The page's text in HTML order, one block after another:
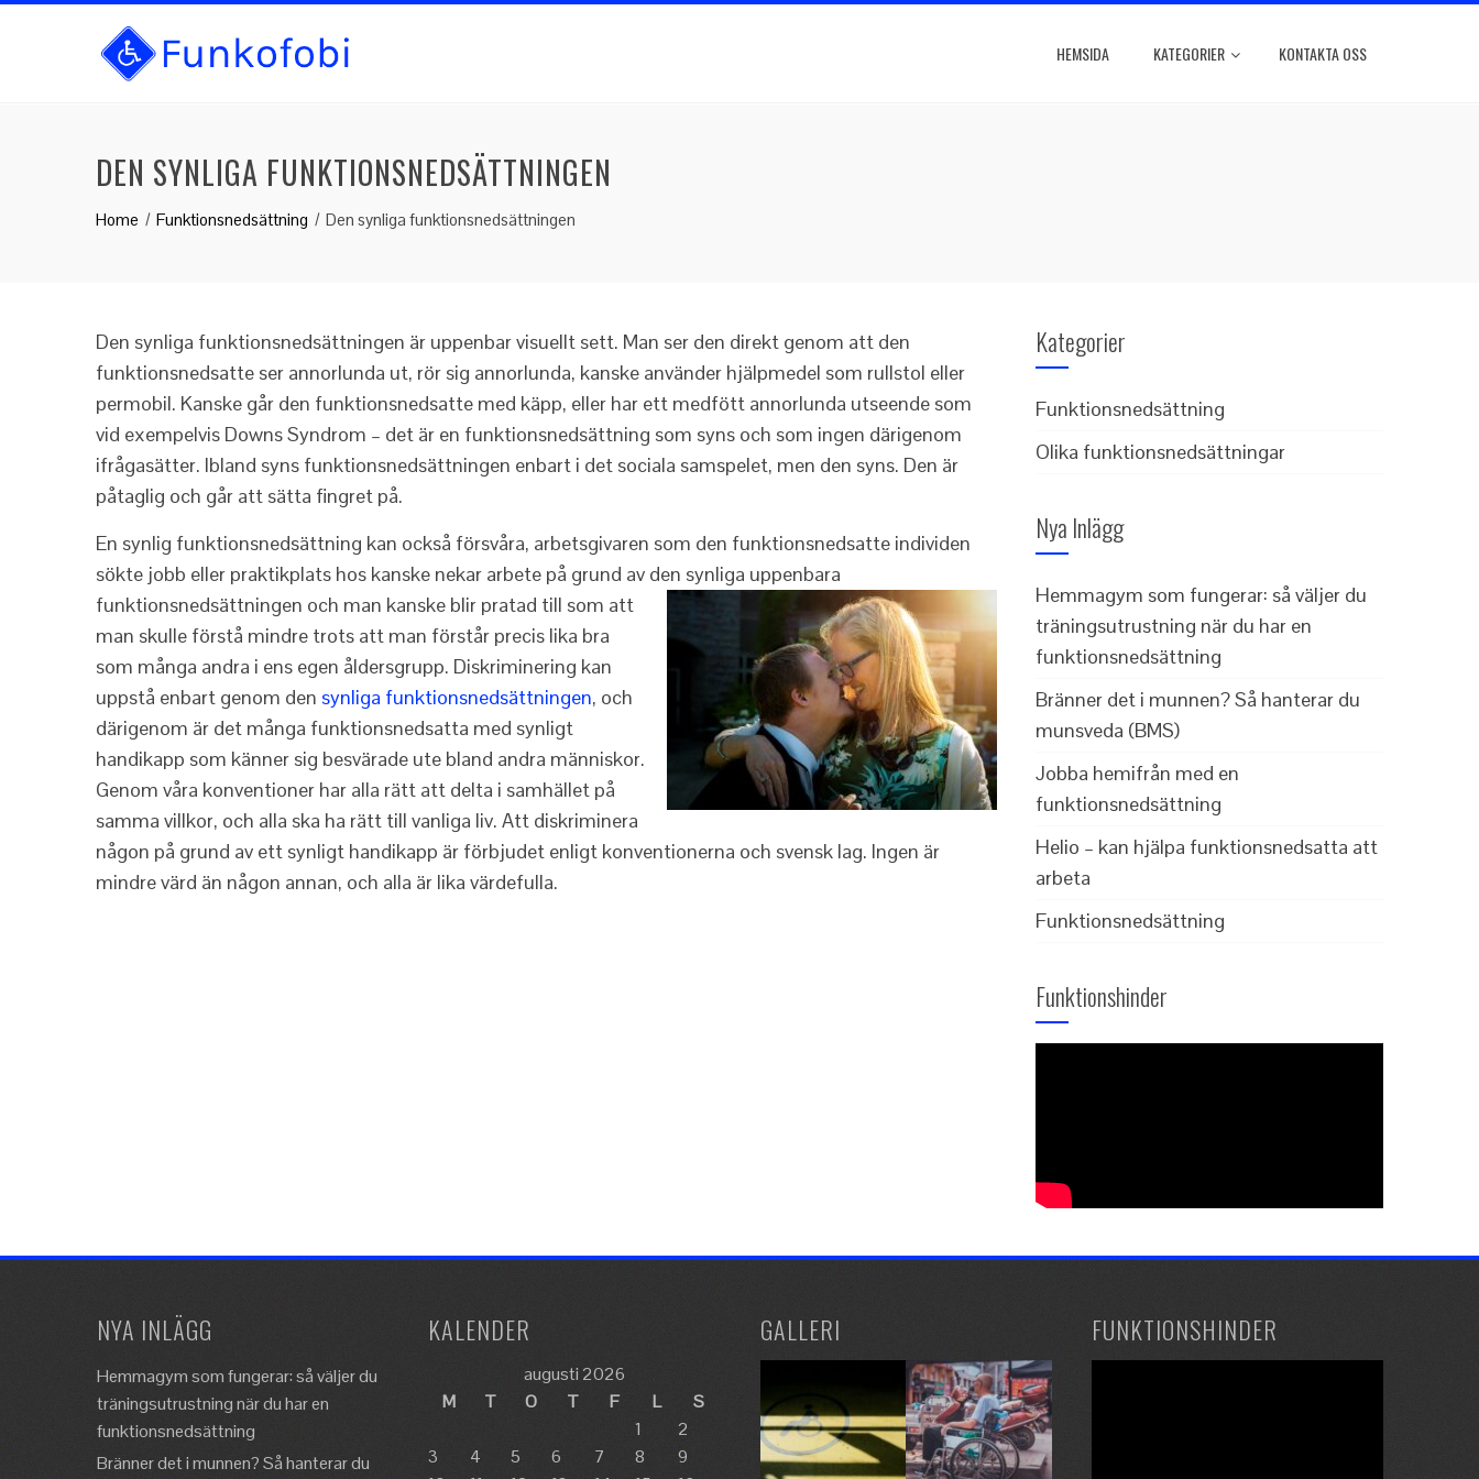
HEMSIDA KATEGORIER KONTAKTA OSS
DEN SYNLIGA FUNKTIONSNEDSÄTTNINGEN
Home Funktionsnedsättning Den synliga funktionsnedsättningen
Den synliga funktionsnedsättningen är uppenbar visuellt sett. Man ser den direkt genom att den
funktionsnedsatte ser annorlunda ut, rör sig annorlunda, kanske använder hjälpmedel som rullstol eller
permobil. Kanske går den funktionsnedsatte med käpp, eller har ett medfött annorlunda utseende som
vid exempelvis Downs Syndrom – det är en funktionsnedsättning som syns och som ingen därigenom
ifrågasätter. Ibland syns funktionsnedsättningen enbart i det sociala samspelet, men den syns. Den är
påtaglig och går att sätta fingret på.
En synlig funktionsnedsättning kan också försvåra, arbetsgivaren som den funktionsnedsatte individen
sökte jobb eller praktikplats hos kanske nekar arbete på grund av den synliga uppenbara
funktionsnedsättningen och man kanske blir pratad till som att
man skulle förstå mindre trots att man förstår precis lika bra
som många andra i ens egen åldersgrupp. Diskriminering kan
uppstå enbart genom den synliga funktionsnedsättningen, och
därigenom är det många funktionsnedsatta med synligt
handikapp som känner sig besvärade ute bland andra människor.
Genom våra konventioner har alla rätt att delta i samhället på
samma villkor, och alla ska ha rätt till vanliga liv. Att diskriminera
någon på grund av ett synligt handikapp är förbjudet enligt konventionerna och svensk lag. Ingen är
mindre värd än någon annan, och alla är lika värdefulla.
Kategorier
Funktionsnedsättning
Olika funktionsnedsättningar
Nya Inlägg
Hemmagym som fungerar: så väljer du
träningsutrustning när du har en
funktionsnedsättning
Bränner det i munnen? Så hanterar du
munsveda (BMS)
Jobba hemifrån med en
funktionsnedsättning
Helio – kan hjälpa funktionsnedsatta att
arbeta
Funktionsnedsättning
Funktionshinder
NYA INLÄGG
Hemmagym som fungerar: så väljer du
träningsutrustning när du har en
funktionsnedsättning
Bränner det i munnen? Så hanterar du
KALENDER
augusti 2026
M
T O T F L
S
1
2
3
4 5 6 7 8
9
GALLERI FUNKTIONSHINDER